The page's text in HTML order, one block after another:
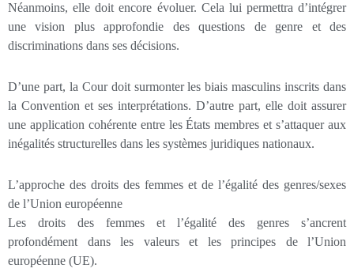
Néanmoins, elle doit encore évoluer. Cela lui permettra d’intégrer
une vision plus approfondie des questions de genre et des
discriminations dans ses décisions.
D’une part, la Cour doit surmonter les biais masculins inscrits dans
la Convention et ses interprétations. D’autre part, elle doit assurer
une application cohérente entre les États membres et s’attaquer aux
inégalités structurelles dans les systèmes juridiques nationaux.
L’approche des droits des femmes et de l’égalité des genres/sexes
de l’Union européenne
Les droits des femmes et l’égalité des genres s’ancrent
profondément dans les valeurs et les principes de l’Union
européenne (UE).